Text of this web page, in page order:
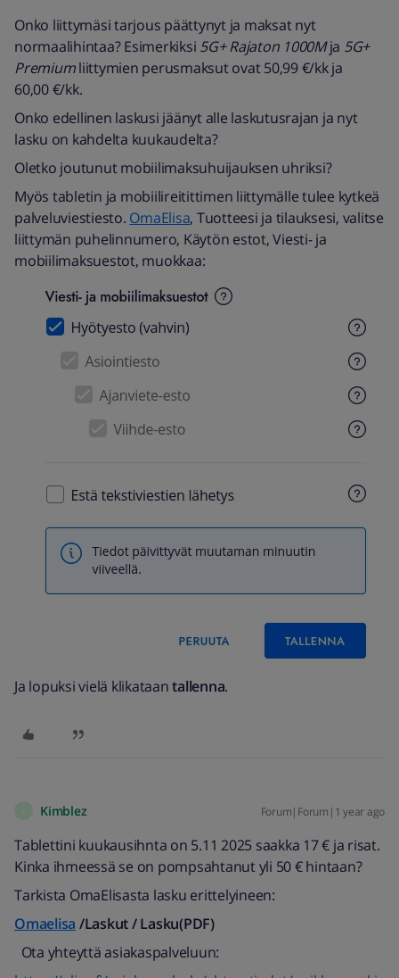
Onko liittymäsi tarjous päättynyt ja maksat nyt
normaalihintaa? Esimerkiksi 5G+ Rajaton 1000Mja 5G+
Premiumliittymien perusmaksut ovat 50,99 €/kk ja
60,00 €/kk.
Onko edellinen laskusi jäänyt alle laskutusrajan ja nyt
lasku on kahdelta kuukaudelta?
Oletko joutunut mobiilimaksuhuijauksen uhriksi?
Myös tabletin ja mobiilireitittimen liittymälle tulee kytkeä
palveluviestiesto. OmaElisa, Tuotteesi ja tilauksesi, valitse
liittymän puhelinnumero, Käytön estot, Viesti- ja
mobiilimaksuestot, muokkaa:
Ja lopuksi vielä klikataantallenna.
Kimblez Forum|Forum|1 year ago
Tablettini kuukausihnta on 5.11 2025 saakka 17 € ja risat.
Kinka ihmeessä se on pompsahtanut yli 50 € hintaan?
Tarkista OmaElisasta lasku erittelyineen:
Omaelisa /Laskut / Lasku(PDF)
Ota yhteyttä asiakaspalveluun: